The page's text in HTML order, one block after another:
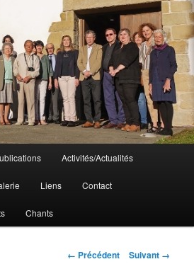
Activités/Actualités
Liens Contact
Chants
Navigation
← Précédent Suivant →